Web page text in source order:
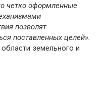
четко оформленные
позволят
поставленных целей».
земельного и